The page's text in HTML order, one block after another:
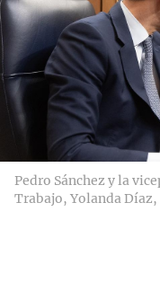
Pedro Sánchez y la
Trabajo, Yolanda